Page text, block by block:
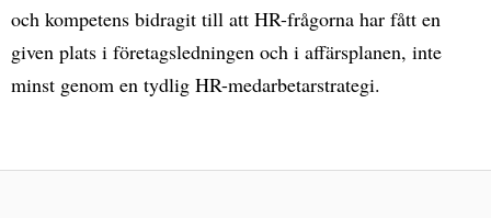
och kompetens bidragit till att HR-frågorna har fått en
given plats i företagsledningen och i affärsplanen, inte
minst genom en tydlig HR-medarbetarstrategi.